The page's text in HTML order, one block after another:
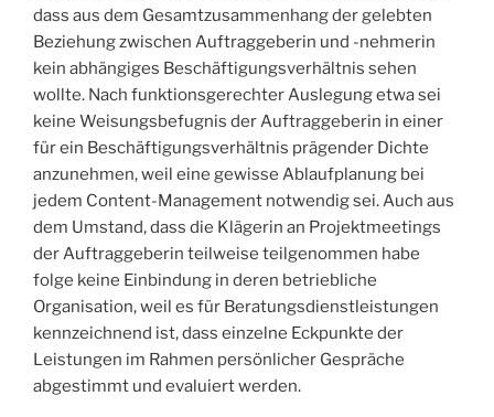
dass aus dem Gesamtzusammenhang der gelebten
Beziehung zwischen Auftraggeberin und -nehmerin
kein abhängiges Beschäftigungsverhältnis sehen
wollte. Nach funktionsgerechter Auslegung etwa sei
keine Weisungsbefugnis der Auftraggeberin in einer
für ein Beschäftigungsverhältnis prägender Dichte
anzunehmen, weil eine gewisse Ablaufplanung bei
jedem Content-Management notwendig sei. Auch aus
dem Umstand, dass die Klägerin an Projektmeetings
der Auftraggeberin teilweise teilgenommen habe
folge keine Einbindung in deren betriebliche
Organisation, weil es für Beratungsdienstleistungen
kennzeichnend ist, dass einzelne Eckpunkte der
Leistungen im Rahmen persönlicher Gespräche
abgestimmt und evaluiert werden.